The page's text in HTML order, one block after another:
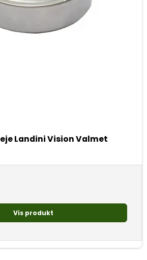
Landini Vision Valmet
Vis produkt